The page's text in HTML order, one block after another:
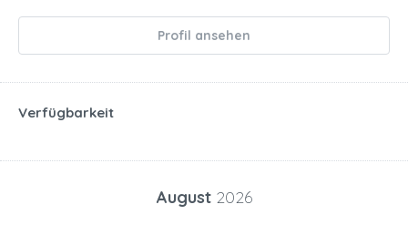
Profil ansehen
Verfügbarkeit
August 2026